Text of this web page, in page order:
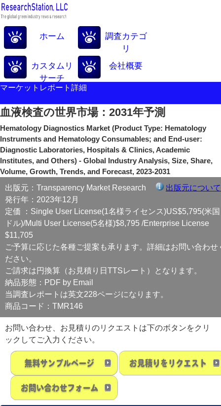
ホーム
調査カテゴ
リ
カスタムリ
サーチ
会社概要
マーケットレポート詳細
血液検査の世界市場：2031年予測
Hematology Diagnostics Market (Product Type: Hematology
Instruments and Hematology Consumables; and End-user:
Diagnostic Laboratories, Hospitals & Clinics, Academic
Institutes, and Others) - Global Industry Analysis, Size, Share,
Volume, Growth, Trends, and Forecast, 2023-2031
出版元：Transparency Market Research
出版元について
発行年：2023年12月
定価 ：Single User License(1名様ライセンス)US$5,795(米国
ドル)/Multi User License(5名様)$8,795 /Enterprise License
$11,705
ご予算に応じた各種ご提案も承ります。詳細はお問い合わせ
ださい。
ご請求は円換算（お見積り日TTSレート）となります。
納品形態：PDF by Email
当調査レポートは英文228ページになります。
商品コード：TMR146
お問い合わせ、お見積りのリクエストは下のボタンをクリ
ックしてご入力ください。